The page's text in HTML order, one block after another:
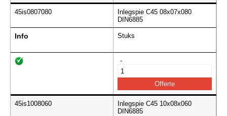
45is0807080
Inlegspie C45 08x07x080
DIN6885
Info Stuks
-
45is1008060
Inlegspie C45 10x08x060
DIN6885